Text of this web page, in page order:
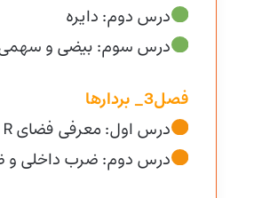
درس دوم: دایره
درس سوم: بیضی و
فصل3_ بردارها
درس اول: معرفی فضای R به توان 3
درس دوم: ضرب داخلی و